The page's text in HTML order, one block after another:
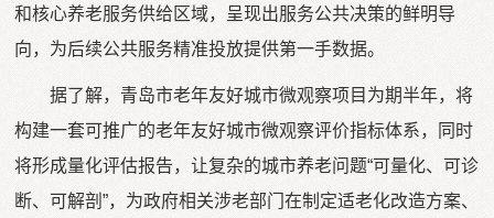
和核心养老服务供给区域，呈现出服务公共决策的鲜明导
向，为后续公共服务精准投放提供第一手数据。
据了解，青岛市老年友好城市微观察项目为期半年，将
构建一套可推广的老年友好城市微观察评价指标体系，同时
将形成量化评估报告，让复杂的城市养老问题“可量化、可诊
断、可解剖”，为政府相关涉老部门在制定适老化改造方案、